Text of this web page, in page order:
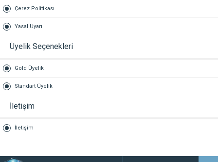
Çerez Politikası
Yasal Uyarı
Üyelik Seçenekleri
Gold Üyelik
Standart Üyelik
İletişim
İletişim